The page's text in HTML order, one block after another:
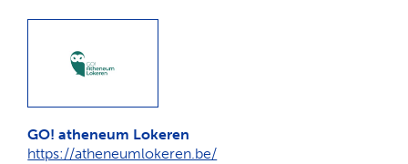
GO! atheneum Lokeren
https://atheneumlokeren.be/